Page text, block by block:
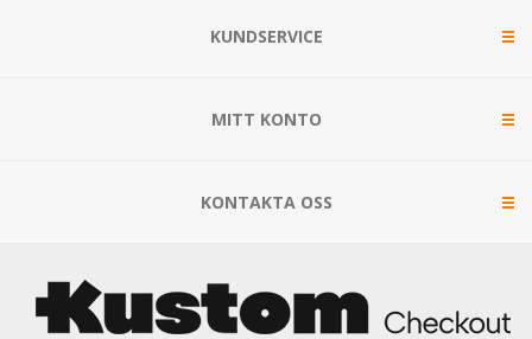
KUNDSERVICE
MITT KONTO
KONTAKTA OSS